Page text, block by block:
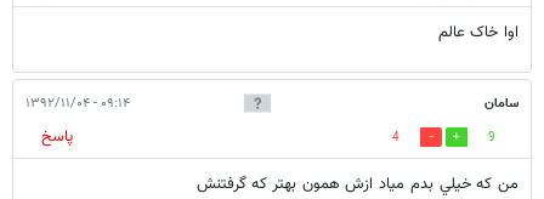
اوا خاک عالم
سامان ۰۹:۱۴ - ۱۳۹۲/۱۱/۰۴
9
4
پاسخ
من كه خيلي بدم مياد ازش همون بهتر كه گرفتنش